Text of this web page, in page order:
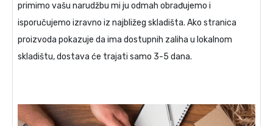
primimo vašu narudžbu mi ju odmah obrađujemo i
isporučujemo izravno iz najbližeg skladišta. Ako stranica
proizvoda pokazuje da ima dostupnih zaliha u lokalnom
skladištu, dostava će trajati samo 3-5 dana.